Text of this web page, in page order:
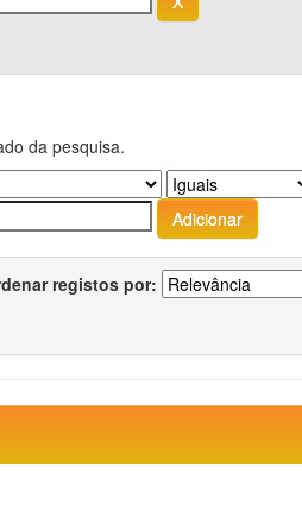
da pesquisa.
registos por: